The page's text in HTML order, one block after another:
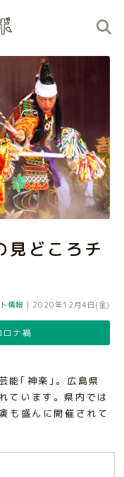
見どころチ
情報 | 2020年12月4日(金)
ロナ禍
能｢神楽｣。広島県
ています。県内では
も盛んに開催されて